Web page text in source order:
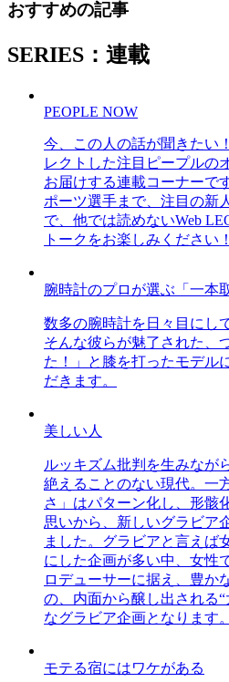
おすすめの記事
SERIES：連載
PEOPLE NOW
今、この人の話が聞きたい
レクトした注目ピープルの
お届けする連載コーナーで
ポーツ選手まで、注目の新
で、他では読めないWeb
トークをお楽しみください！
腕時計のプロが選ぶ「一本
数多の腕時計を日々目にし
そんな彼らが魅了された、
た！」と膝を打ったモデル
だきます。
美しい人
ルッキズム批判を生みなが
絶えることのない現代。一
さ」はパターン化し、形骸
思いから、新しいグラビア
ました。グラビアと言えば
にした企画が多い中、女性
ロデューサーに据え、豊か
の、内面から醸し出される
なグラビア企画となります。
モテる宿にはワケがある